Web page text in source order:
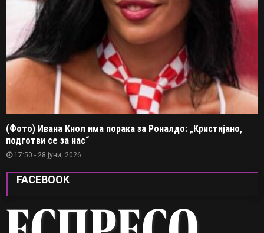
(Фото) Ивана Кнол има порака за Роналдо: „Кристијано,
подготви се за нас“
17:50 - 28 јуни, 2026
FACEBOOK